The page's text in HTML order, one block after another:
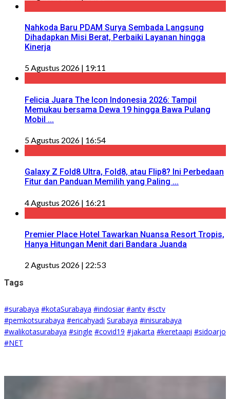
Nahkoda Baru PDAM Surya Sembada Langsung
Dihadapkan Misi Berat, Perbaiki Layanan hingga
Kinerja
5 Agustus 2026 | 19:11
Felicia Juara The Icon Indonesia 2026: Tampil
Memukau bersama Dewa 19 hingga Bawa Pulang
Mobil ...
5 Agustus 2026 | 16:54
Galaxy Z Fold8 Ultra, Fold8, atau Flip8? Ini Perbedaan
Fitur dan Panduan Memilih yang Paling ...
4 Agustus 2026 | 16:21
Premier Place Hotel Tawarkan Nuansa Resort Tropis,
Hanya Hitungan Menit dari Bandara Juanda
2 Agustus 2026 | 22:53
Tags
#surabaya #kotaSurabaya #indosiar #antv #sctv
#pemkotsurabaya #ericahyadi Surabaya #inisurabaya
#walikotasurabaya #single #covid19 #jakarta #keretaapi #sidoarjo
#NET